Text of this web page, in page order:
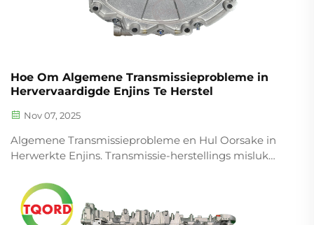
Hoe Om Algemene Transmissieprobleme in
Hervervaardigde Enjins Te Herstel
Nov 07, 2025
Algemene Transmissieprobleme en Hul Oorsake in
Herwerkte Enjins. Transmissie-herstellings misluk
lekkas, foutiewe solenoïdes, en koppeling wat te
vinnig verslyt. Volgens sekere onlangse industrie
navorsing...